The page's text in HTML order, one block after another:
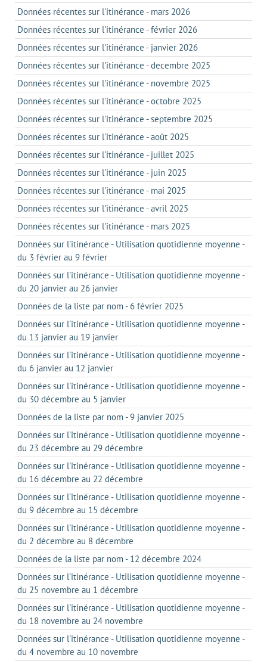
Données récentes sur l'itinérance - mars 2026
Données récentes sur l'itinérance - février 2026
Données récentes sur l'itinérance - janvier 2026
Données récentes sur l'itinérance - decembre 2025
Données récentes sur l'itinérance - novembre 2025
Données récentes sur l'itinérance - octobre 2025
Données récentes sur l'itinérance - septembre 2025
Données récentes sur l'itinérance - août 2025
Données récentes sur l'itinérance - juillet 2025
Données récentes sur l'itinérance - juin 2025
Données récentes sur l'itinérance - mai 2025
Données récentes sur l'itinérance - avril 2025
Données récentes sur l'itinérance - mars 2025
Données sur l'itinérance - Utilisation quotidienne moyenne -
du 3 février au 9 février
Données sur l'itinérance - Utilisation quotidienne moyenne -
du 20 janvier au 26 janvier
Données de la liste par nom - 6 février 2025
Données sur l'itinérance - Utilisation quotidienne moyenne -
du 13 janvier au 19 janvier
Données sur l'itinérance - Utilisation quotidienne moyenne -
du 6 janvier au 12 janvier
Données sur l'itinérance - Utilisation quotidienne moyenne -
du 30 décembre au 5 janvier
Données de la liste par nom - 9 janvier 2025
Données sur l'itinérance - Utilisation quotidienne moyenne -
du 23 décembre au 29 décembre
Données sur l'itinérance - Utilisation quotidienne moyenne -
du 16 décembre au 22 décembre
Données sur l'itinérance - Utilisation quotidienne moyenne -
du 9 décembre au 15 décembre
Données sur l'itinérance - Utilisation quotidienne moyenne -
du 2 décembre au 8 décembre
Données de la liste par nom - 12 décembre 2024
Données sur l'itinérance - Utilisation quotidienne moyenne -
du 25 novembre au 1 décembre
Données sur l'itinérance - Utilisation quotidienne moyenne -
du 18 novembre au 24 novembre
Données sur l'itinérance - Utilisation quotidienne moyenne -
du 4 novembre au 10 novembre